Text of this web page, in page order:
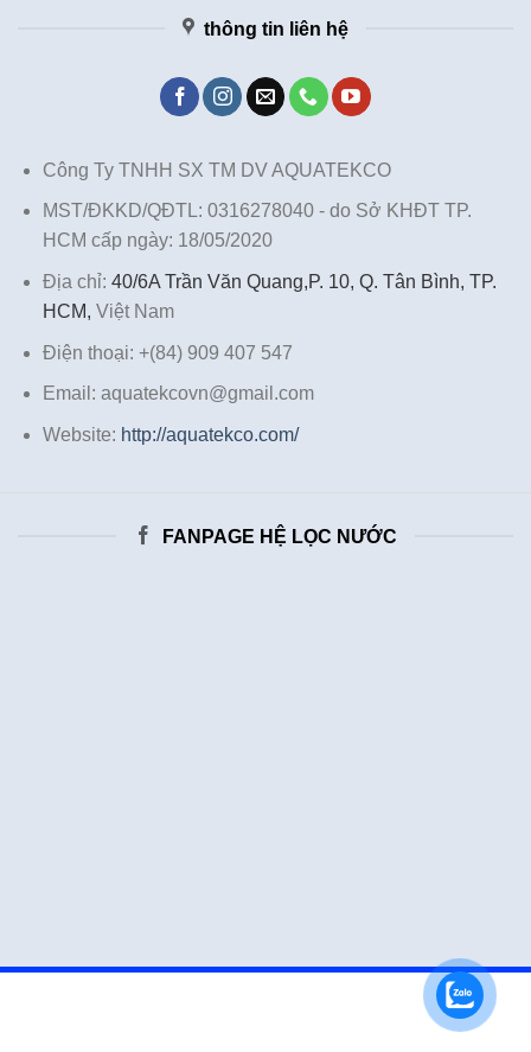
thông tin liên hệ
Công Ty TNHH SX TM DV AQUATEKCO
MST/ĐKKD/QĐTL: 0316278040 - do Sở KHĐT TP.
HCM cấp ngày: 18/05/2020
Địa chỉ: 40/6A Trần Văn Quang,P. 10, Q. Tân Bình, TP.
HCM, Việt Nam
Điện thoại: +(84) 909 407 547
Email: aquatekcovn@gmail.com
Website: http://aquatekco.com/
FANPAGE HỆ LỌC NƯỚC